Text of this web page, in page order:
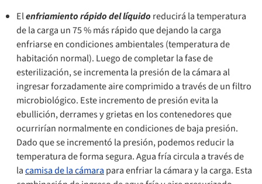
Elenfriamiento rápido del líquido reducirá la temperatura
de la carga un 75 % más rápido que dejando la carga
enfriarse en condiciones ambientales (temperatura de
habitación normal). Luego de completar la fase de
esterilización, se incrementa la presión de la cámara al
ingresar forzadamente aire comprimido a través de un filtro
microbiológico. Este incremento de presión evita la
ebullición, derrames y grietas en los contenedores que
ocurrirían normalmente en condiciones de baja presión.
Dado que se incrementó la presión, podemos reducir la
temperatura de forma segura. Agua fría circula a través de
lacamisa de la cámara para enfriar la cámara y la carga. Esta